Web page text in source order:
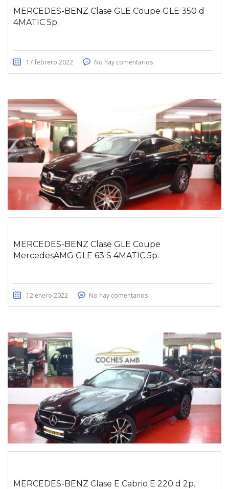
MERCEDES-BENZ Clase GLE Coupe GLE 350 d
4MATIC 5p.
17 febrero 2022 No hay comentarios
MERCEDES-BENZ Clase GLE Coupe
MercedesAMG GLE 63 S 4MATIC 5p.
12 enero 2022 No hay comentarios
MERCEDES-BENZ Clase E Cabrio E 220 d 2p.